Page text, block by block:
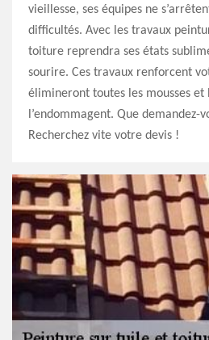
vieillesse, ses équipes ne
difficultés. Avec les travaux
toiture reprendra ses états
sourire. Ces travaux renforcent
élimineront toutes les mousses et
l’endommagent. Que demandez-
Recherchez vite votre devis !